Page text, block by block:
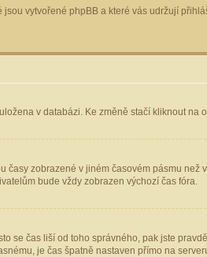
jsou vytvořené phpBB a které vás udržují
v databázi. Ke změně stačí kliknout na
časy zobrazené v jiném časovém pásmu
bude vždy zobrazen výchozí čas fóra.
se čas liší od toho správného, pak jste
je čas špatně nastaven přímo na